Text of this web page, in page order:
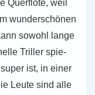
Quer­flö­te, weil
wun­der­schö­nen
sowohl lange
Tril­ler spie­
ist, in einer
Leute sind alle